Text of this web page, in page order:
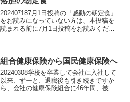
202407187月1日投稿の「感動の朝定食」
をお読みになっていない方は、本投稿を
読まれる前に7月1日投稿をお読みくださ
を履き替...
組合健康保険から国民健康保険へ
20240308学校を卒業して会社に入社して
以来、ずーと、退職後も引き続きですか
ら、会社の健康保険組合に46年間、被保